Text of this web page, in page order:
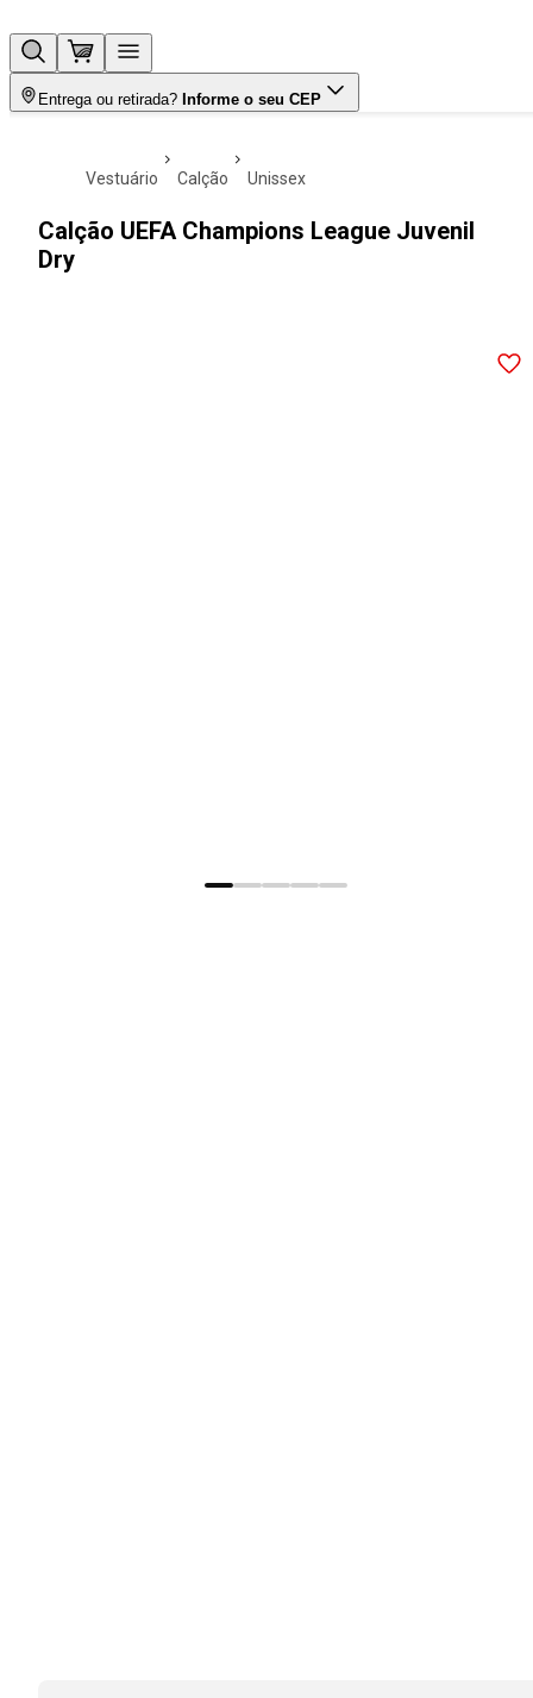
Entrega ou retirada? Informe o seu CEP
vestuário calção unissex
Calção UEFA Champions League Juvenil
Dry